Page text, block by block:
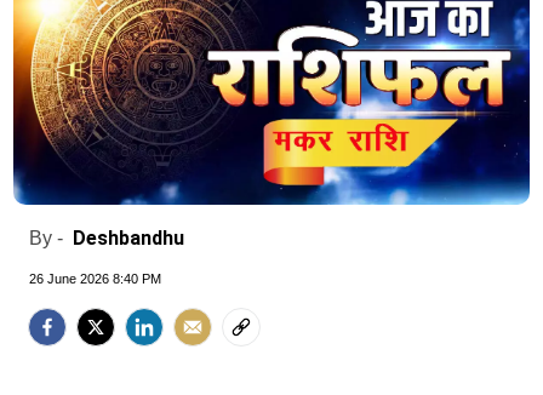
By - Deshbandhu
26 June 2026 8:40 PM